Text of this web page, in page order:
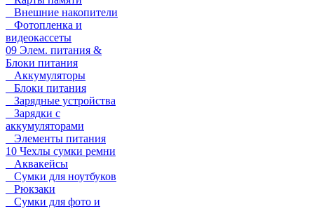
Внешние накопители
Фотопленка и
видеокассеты
09 Элем. питания &
Блоки питания
Аккумуляторы
Блоки питания
Зарядные устройства
Зарядки с
аккумуляторами
Элементы питания
10 Чехлы сумки ремни
Аквакейсы
Сумки для ноутбуков
Рюкзаки
Сумки для фото и